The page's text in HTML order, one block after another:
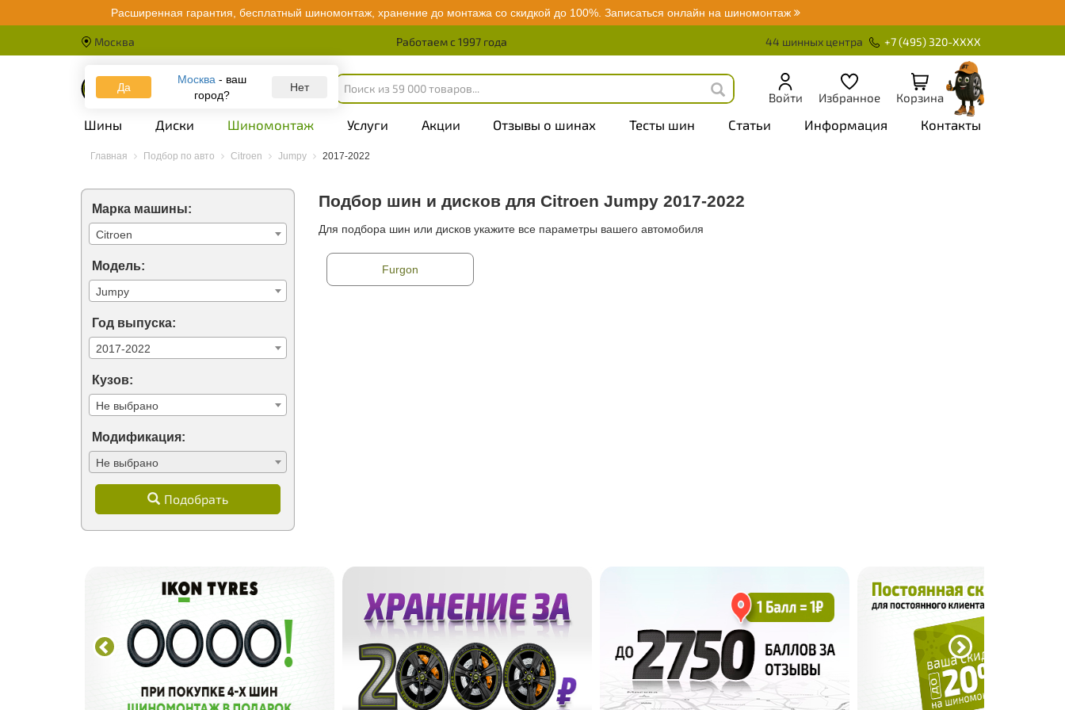
Расширенная гарантия, бесплатный шиномонтаж, хранение до монтажа со скидкой до 100%. Записаться онлайн на шиномонтаж
Москва Работаем с 1997 года 44 шинных центра +7 (495) 320-XXXX
Да
Москва - ваш
город?
Нет
Каталог
Войти Избранное Корзина
Шины Диски Шиномонтаж Услуги Акции Отзывы о шинах Тесты шин Статьи Информация Контакты
Главная Подбор по авто Citroen Jumpy 2017-2022
Марка машины:
Citroen
Модель:
Jumpy
Год выпуска:
2017-2022
Кузов:
Не выбрано
Модификация:
Не выбрано
Подобрать
Подбор шин и дисков для Citroen Jumpy 2017-2022
Для подбора шин или дисков укажите все параметры вашего автомобиля
Furgon